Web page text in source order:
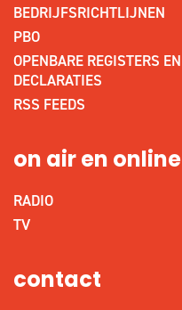
BEDRIJFSRICHTLIJNEN
PBO
OPENBARE REGISTERS EN
DECLARATIES
RSS FEEDS
on air en online
RADIO
TV
contact